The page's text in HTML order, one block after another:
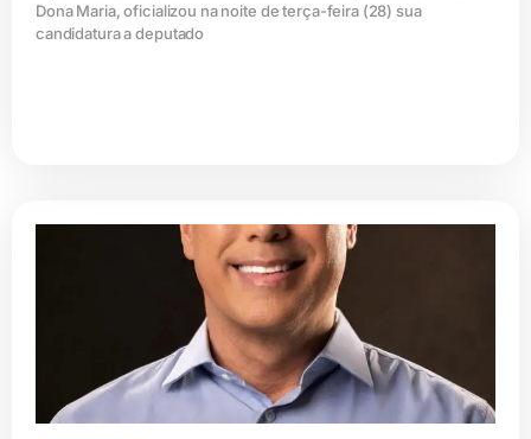
Dona Maria, oficializou na noite de terça-feira (28) sua
candidatura a deputado